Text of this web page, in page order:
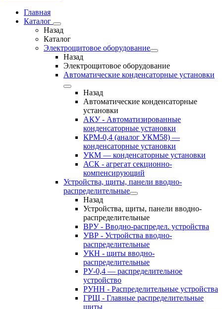
Главная
Каталог
Назад
Каталог
Электрощитовое оборудование
Назад
Электрощитовое оборудование
Автоматические конденсаторные установки
Назад
Автоматические конденсаторные
установки
АКУ - Автоматизированные
конденсаторные установки
КРМ-0,4 (аналог УКМ58) —
конденсаторные установки
УКМ — конденсаторные установки
АСК - агрегат секционно-
компенсирующий
Устройства, щиты, панели вводно-
распределительные
Назад
Устройства, щиты, панели вводно-
распределительные
ВРУ - Вводно-распредел. устройства
УВР - Устройства вводно-
распределительные
УКН - щиты вводно-
распределительные
РУ-0,4 — распределительное
устройство
РУНН - Распределительные устройства
ГРЩ - Главные распределительные
щиты